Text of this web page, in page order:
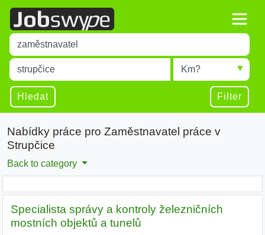
Title
Type 1 or more characters for results.
Místo
Type 1 or more characters for results.
Radius
Hledat Filter
Nabídky práce pro Zaměstnavatel práce v
Strupčice
Back to category
Specialista správy a kontroly železničních
mostních objektů a tunelů